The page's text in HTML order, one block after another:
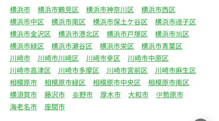
リー物件の紹介、利用契約に関する連絡、利用契約
の締結、履行。（2）弊社の他のマンスリー物件お
よびサービスの紹介ならびにお客様・オーナー様に
とって有用と思われる弊社提携先の商品・サービス
等を紹介するためのダイレクトメール、住環境向上
のためのアンケート等の発送（3）賃貸事業におけ
る情報・サービスを提供するための郵便物、電話、
電子メールまたは訪問等による営業活動（4）不動
産物件の紹介・賃貸借契約・サブリース契約等の締
結、履行および契約管理、契約後管理（5）弊社ホ
横浜市 横浜市鶴見区 横浜市神奈川区
横浜市西区
横浜市中区
横浜市南区 横浜市保土ケ谷区
横浜市磯子区
横浜市金沢区
横浜市港北区 横浜市戸塚区
横浜市旭区
横浜市緑区
横浜市瀬谷区 横浜市栄区
横浜市青葉区
川崎市
川崎市川崎区 川崎市幸区
川崎市中原区
川崎市高津区
川崎市多摩区 川崎市宮前区
川崎市麻生区
相模原市
相模原市緑区 相模原市中央区
相模原市南区
横須賀市
藤沢市 秦野市 厚木市 大和市
伊勢原市
海老名市
座間市